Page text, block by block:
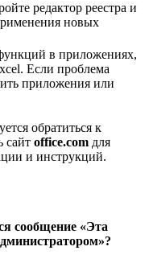
редактор реестра и
новых
в приложениях,
Если проблема
приложения или
обратиться к
сайт office.com для
и инструкций.
сообщение «Эта